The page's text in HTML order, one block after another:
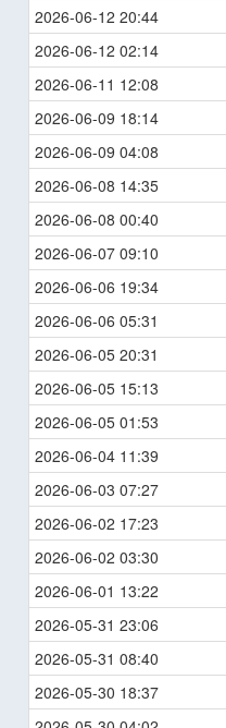
2026-06-12 20:44
2026-06-12 02:14
2026-06-11 12:08
2026-06-09 18:14
2026-06-09 04:08
2026-06-08 14:35
2026-06-08 00:40
2026-06-07 09:10
2026-06-06 19:34
2026-06-06 05:31
2026-06-05 20:31
2026-06-05 15:13
2026-06-05 01:53
2026-06-04 11:39
2026-06-03 07:27
2026-06-02 17:23
2026-06-02 03:30
2026-06-01 13:22
2026-05-31 23:06
2026-05-31 08:40
2026-05-30 18:37